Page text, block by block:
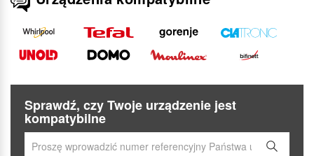
Sprawdź, czy Twoje urządzenie jest
kompatybilne